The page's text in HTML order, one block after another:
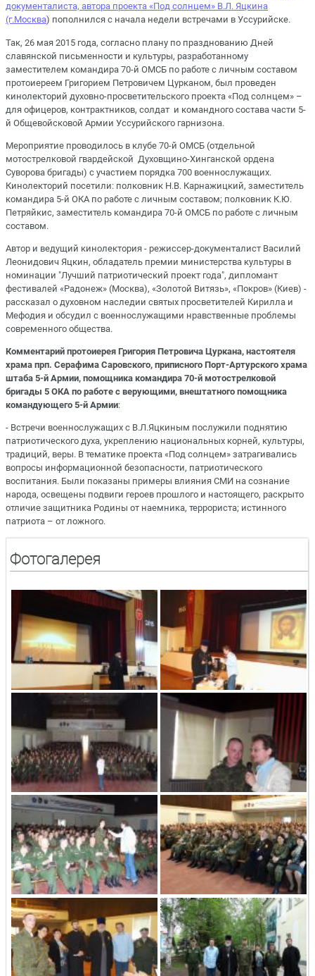
документалиста, автора проекта «Под солнцем» В.Л. Яцкина
(г.Москва) пополнился с начала недели встречами в Уссурийске.
Так, 26 мая 2015 года, согласно плану по празднованию Дней
славянской письменности и культуры, разработанному
заместителем командира 70-й ОМСБ по работе с личным составом
протоиереем Григорием Петровичем Цурканом, был проведен
кинолекторий духовно-просветительского проекта «Под солнцем» –
для офицеров, контрактников, солдат и командного состава части 5-
й Общевойсковой Армии Уссурийского гарнизона.
Мероприятие проводилось в клубе 70-й ОМСБ (отдельной
мотострелковой гвардейской Духовщино-Хинганской ордена
Суворова бригады) с участием порядка 700 военнослужащих.
Кинолекторий посетили: полковник Н.В. Карнажицкий, заместитель
командира 5-й ОКА по работе с личным составом; полковник К.Ю.
Петряйкис, заместитель командира 70-й ОМСБ по работе с личным
составом.
Автор и ведущий кинолектория - режиссер-документалист Василий
Леонидович Яцкин, обладатель премии министерства культуры в
номинации "Лучший патриотический проект года", дипломант
фестивалей «Радонеж» (Москва), «Золотой Витязь», «Покров» (Киев) -
рассказал о духовном наследии святых просветителей Кирилла и
Мефодия и обсудил с военнослужащими нравственные проблемы
современного общества.
Комментарий протоиерея Григория Петровича Цуркана, настоятеля
храма прп. Серафима Саровского, приписного Порт-Артурского храма
штаба 5-й Армии, помощника командира 70-й мотострелковой
бригады 5 ОКА по работе с верующими, внештатного помощника
командующего 5-й Армии:
- Встречи военнослужащих с В.Л.Яцкиным послужили поднятию
патриотического духа, укреплению национальных корней, культуры,
традиций, веры. В тематике проекта «Под солнцем» затрагивались
вопросы информационной безопасности, патриотического
воспитания. Были показаны примеры влияния СМИ на сознание
народа, освещены подвиги героев прошлого и настоящего, раскрыто
отличие защитника Родины от наемника, террориста; истинного
патриота – от ложного.
Фотогалерея